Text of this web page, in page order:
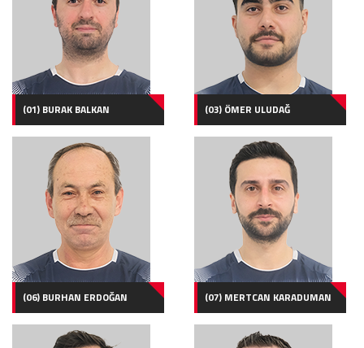
(01) BURAK BALKAN (03) ÖMER ULUDAĞ
(06) BURHAN ERDOĞAN (07) MERTCAN KARADUMAN